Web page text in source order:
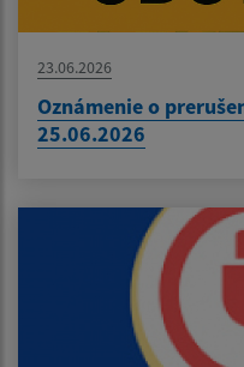
23.06.2026
Oznámenie o
25.06.2026